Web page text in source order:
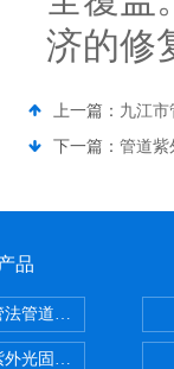
济的修
上一篇： 九江市
下一篇： 管道紫
品
管道修复技术
光固化修复CIPP内